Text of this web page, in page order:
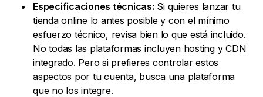
Especificaciones técnicas: Si quieres lanzar tu
tienda online lo antes posible y con el mínimo
esfuerzo técnico, revisa bien lo que está incluido.
No todas las plataformas incluyen hosting y CDN
integrado. Pero si prefieres controlar estos
aspectos por tu cuenta, busca una plataforma
que no los integre.